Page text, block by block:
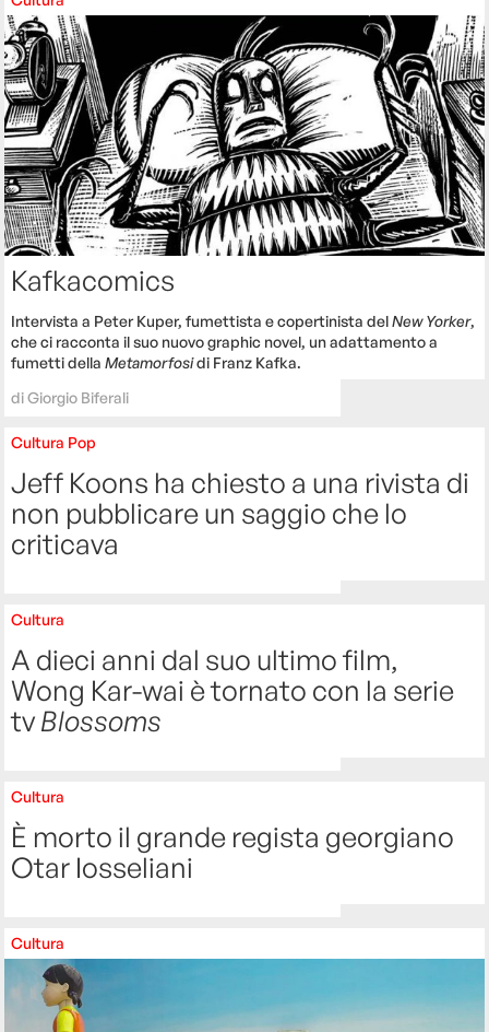
Kafkacomics
Intervista a Peter Kuper, fumettista e copertinista delNew Yorker,
che ci racconta il suo nuovo graphic novel, un adattamento a
fumetti dellaMetamorfosidi Franz Kafka.
diGiorgio Biferali
Cultura Pop
Jeff Koons ha chiesto a una rivista di
non pubblicare un saggio che lo
criticava
Cultura
A dieci anni dal suo ultimo film,
Wong Kar-wai è tornato con la serie
tvBlossoms
Cultura
È morto il grande regista georgiano
Otar Iosseliani
Cultura